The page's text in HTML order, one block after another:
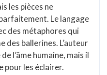
les pièces ne
Le langage
des métaphores qui
des ballerines. L’auteur
l’âme humaine, mais il
pour les éclairer.